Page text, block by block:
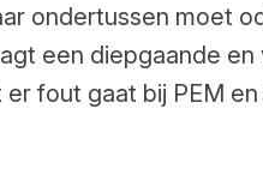
ondertussen moet
een diepgaande
fout gaat bij PEM